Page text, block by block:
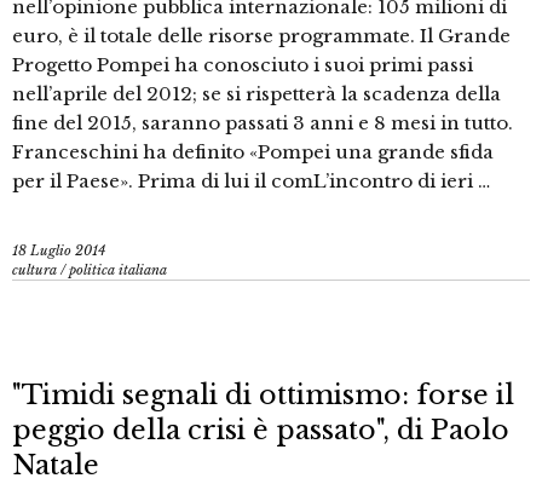
nell’opinione pubblica internazionale: 105 milioni di
euro, è il totale delle risorse programmate. Il Grande
Progetto Pompei ha conosciuto i suoi primi passi
nell’aprile del 2012; se si rispetterà la scadenza della
fine del 2015, saranno passati 3 anni e 8 mesi in tutto.
Franceschini ha definito «Pompei una grande sfida
per il Paese». Prima di lui il comL’incontro di ieri …
18 Luglio 2014
cultura /politica italiana
"Timidi segnali di ottimismo: forse il
peggio della crisi è passato", di Paolo
Natale